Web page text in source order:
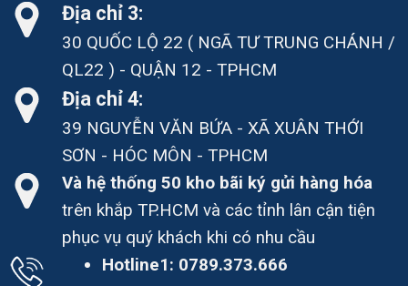
Địa chỉ 3:
30 QUỐC LỘ 22 ( NGÃ TƯ TRUNG CHÁNH /
QL22 ) - QUẬN 12 - TPHCM
Địa chỉ 4:
39 NGUYỄN VĂN BỨA - XÃ XUÂN THỚI
SƠN - HÓC MÔN - TPHCM
Và hệ thống 50 kho bãi ký gửi hàng hóa
trên khắp TP.HCM và các tỉnh lân cận tiện
phục vụ quý khách khi có nhu cầu
Hotline1: 0789.373.666